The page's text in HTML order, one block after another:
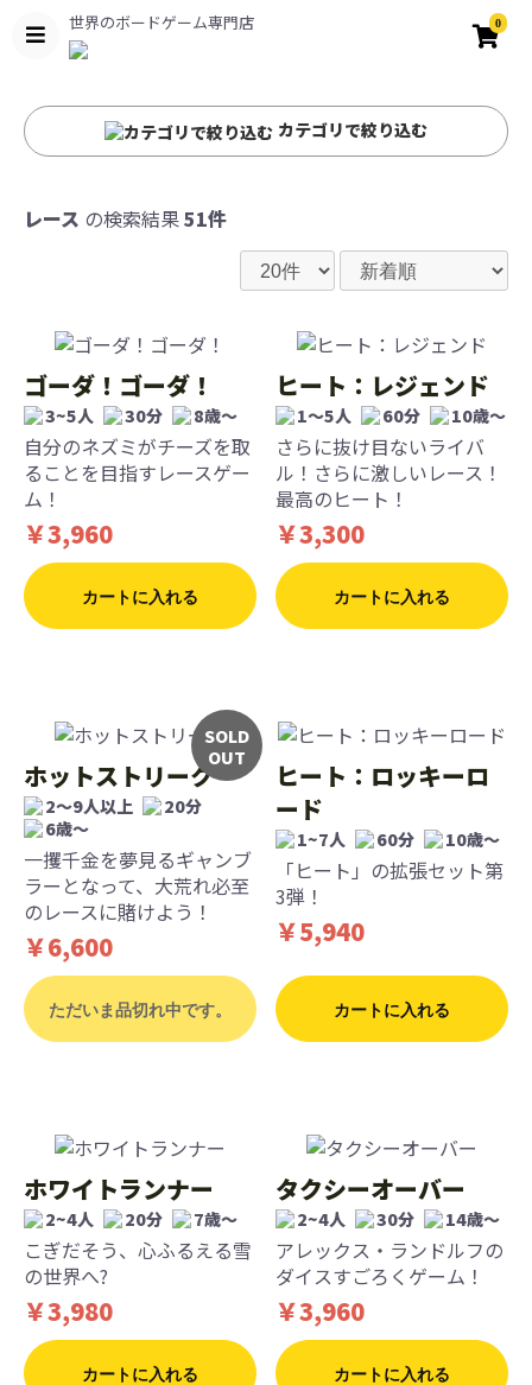
世界のボードゲーム専門店 0
カテゴリで絞り込む
レース の検索結果51件
ゴーダ！ゴーダ！
3~5人 30分 8歳〜
自分のネズミがチーズを取
ることを目指すレースゲー
ム！
￥3,960
カートに入れる
ヒート：レジェンド
1〜5人 60分 10歳〜
さらに抜け目ないライバ
ル！さらに激しいレース！
最高のヒート！
￥3,300
カートに入れる
SOLD
OUT
ホットストリーク
2〜9人以上
20分
6歳〜
一攫千金を夢見るギャンブ
ラーとなって、大荒れ必至
のレースに賭けよう！
￥6,600
ただいま品切れ中です。
ヒート：ロッキーロ
ード
1~7人 60分 10歳〜
「ヒート」の拡張セット第
3弾！
￥5,940
カートに入れる
ホワイトランナー
2~4人 20分 7歳〜
こぎだそう、心ふるえる雪
の世界へ?
￥3,980
カートに入れる
タクシーオーバー
2~4人 30分 14歳〜
アレックス・ランドルフの
ダイスすごろくゲーム！
￥3,960
カートに入れる